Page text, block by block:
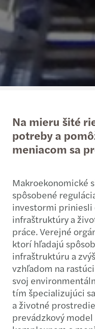
Na mieru šité
potreby a
meniacom sa
Makroekonomické
spôsobené
investormi priniesli
infraštruktúry a
práce. Verejné
ktorí hľadajú
infraštruktúru a
vzhľadom na
svoj
tím špecializujúci
a životné
prevádzkový